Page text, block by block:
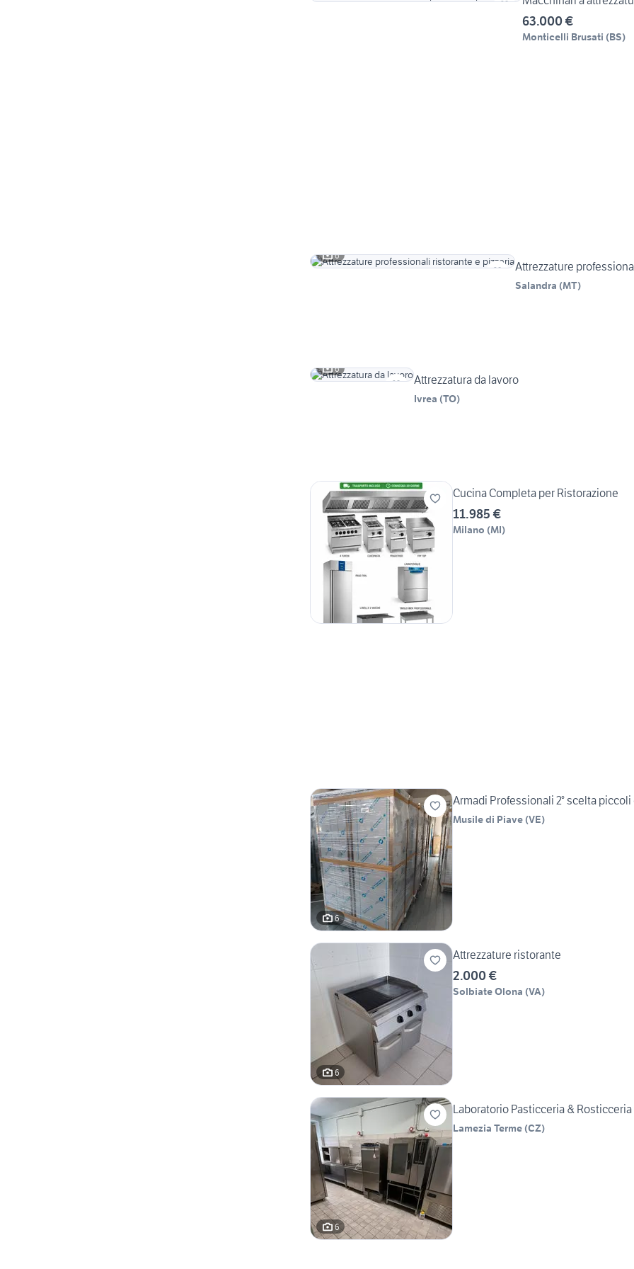
63.000 €
Monticelli Brusati (BS)
6
Attrezzature
Salandra (MT)
6
Attrezzatura da lavoro
Ivrea (TO)
Cucina Completa per Ristorazione
11.985 €
Milano (MI)
6
Armadi Professionali 2° scelta
Musile di Piave (VE)
6
Attrezzature ristorante
2.000 €
Solbiate Olona (VA)
6
Laboratorio Pasticceria & Rosticceria
Lamezia Terme (CZ)